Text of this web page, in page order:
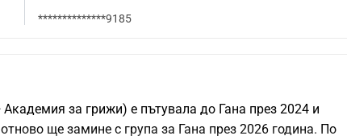
**************9185
за грижи) е пътувала до Гана през 2024 и
ще замине с група за Гана през 2026 година. По